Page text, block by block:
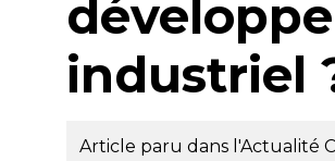
industriel
Article paru dans l'Actualité